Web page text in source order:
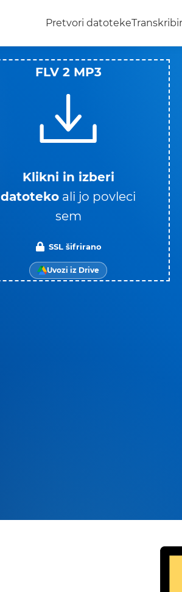
Pretvori datoteke
FLV 2 MP3
Klikni in izberi
datoteko ali jo povleci
sem
SSL šifrirano
Uvozi iz Drive